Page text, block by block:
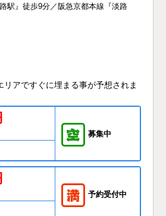
駅』徒歩9分／阪急京都本線『淡路
アですぐに埋まる事が予想されま
募集中
予約受付中